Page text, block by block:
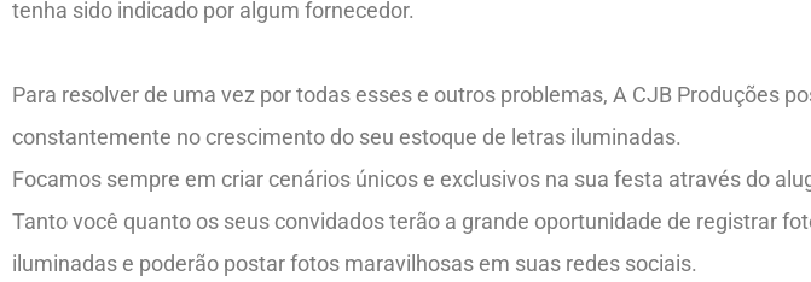
tenha sido indicado por algum fornecedor.
Para resolver de uma vez por todas esses e outros problemas, A CJB Produções
constantemente no crescimento do seu estoque de letras iluminadas.
Focamos sempre em criar cenários únicos e exclusivos na sua festa através do
Tanto você quanto os seus convidados terão a grande oportunidade de registrar
iluminadas e poderão postar fotos maravilhosas em suas redes sociais.